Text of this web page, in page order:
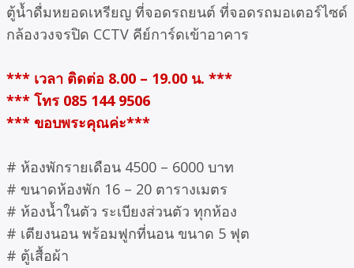
ตู้น้ำดื่มหยอดเหรียญ ที่จอดรถยนต์ ที่จอดรถมอเตอร์ไซด์
กล้องวงจรปิด CCTV คีย์การ์ดเข้าอาคาร
*** เวลา ติดต่อ 8.00 – 19.00 น. ***
*** โทร 085 144 9506
*** ขอบพระคุณค่ะ***
# ห้องพักรายเดือน 4500 – 6000 บาท
# ขนาดห้องพัก 16 – 20 ตารางเมตร
# ห้องน้ำในตัว ระเบียงส่วนตัว ทุกห้อง
# เตียงนอน พร้อมฟูกที่นอน ขนาด 5 ฟุต
# ตู้เสื้อผ้า